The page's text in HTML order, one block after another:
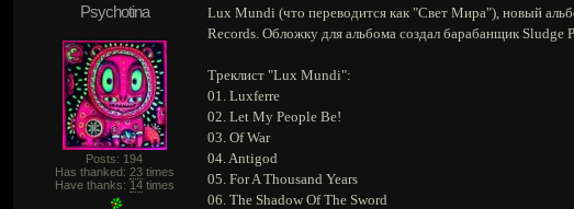
Psychotina
Posts: 194
Has thanked: 23times
Have thanks: 14times
Lux Mundi (что переводится как "Свет Мира"), новый
Records. Обложку для альбома создал барабанщик
Треклист "Lux Mundi":
01. Luxferre
02. Let My People Be!
03. Of War
04. Antigod
05. For A Thousand Years
06. The Shadow Of The Sword